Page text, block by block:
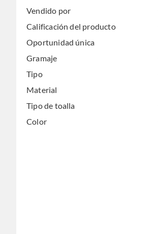
Vendido por
Calificación del producto
Oportunidad única
Gramaje
Tipo
Material
Tipo de toalla
Color